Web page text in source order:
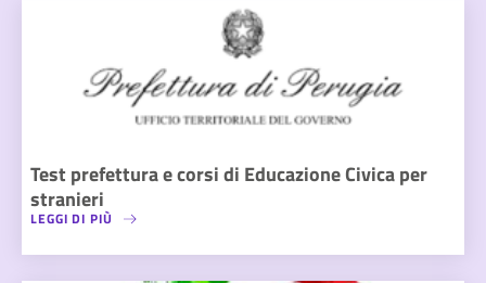
Test prefettura e corsi di Educazione Civica per
stranieri
LEGGI DI PIÙ